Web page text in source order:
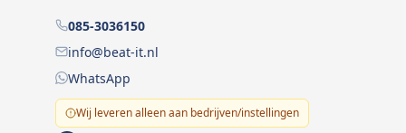
085-3036150
info@beat-it.nl
WhatsApp
Wij leveren alleen aan bedrijven/instellingen